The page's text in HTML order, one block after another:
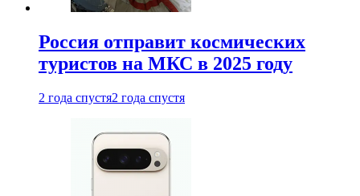
Россия отправит космических
туристов на МКС в 2025 году
2 года спустя2 года спустя